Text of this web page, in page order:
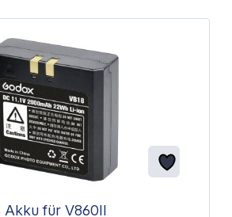
Godox VB-18 Akku für V860II